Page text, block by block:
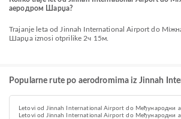
аеродром Шарџа?
Trajanje leta od Jinnah International Airport do Міжнародний аеродром
Шарџа iznosi otprilike 2ч 15м.
Popularne rute po aerodromima iz Jinnah
Letovi od Jinnah International Airport do Међународни
Letovi od Jinnah International Airport do Међународни